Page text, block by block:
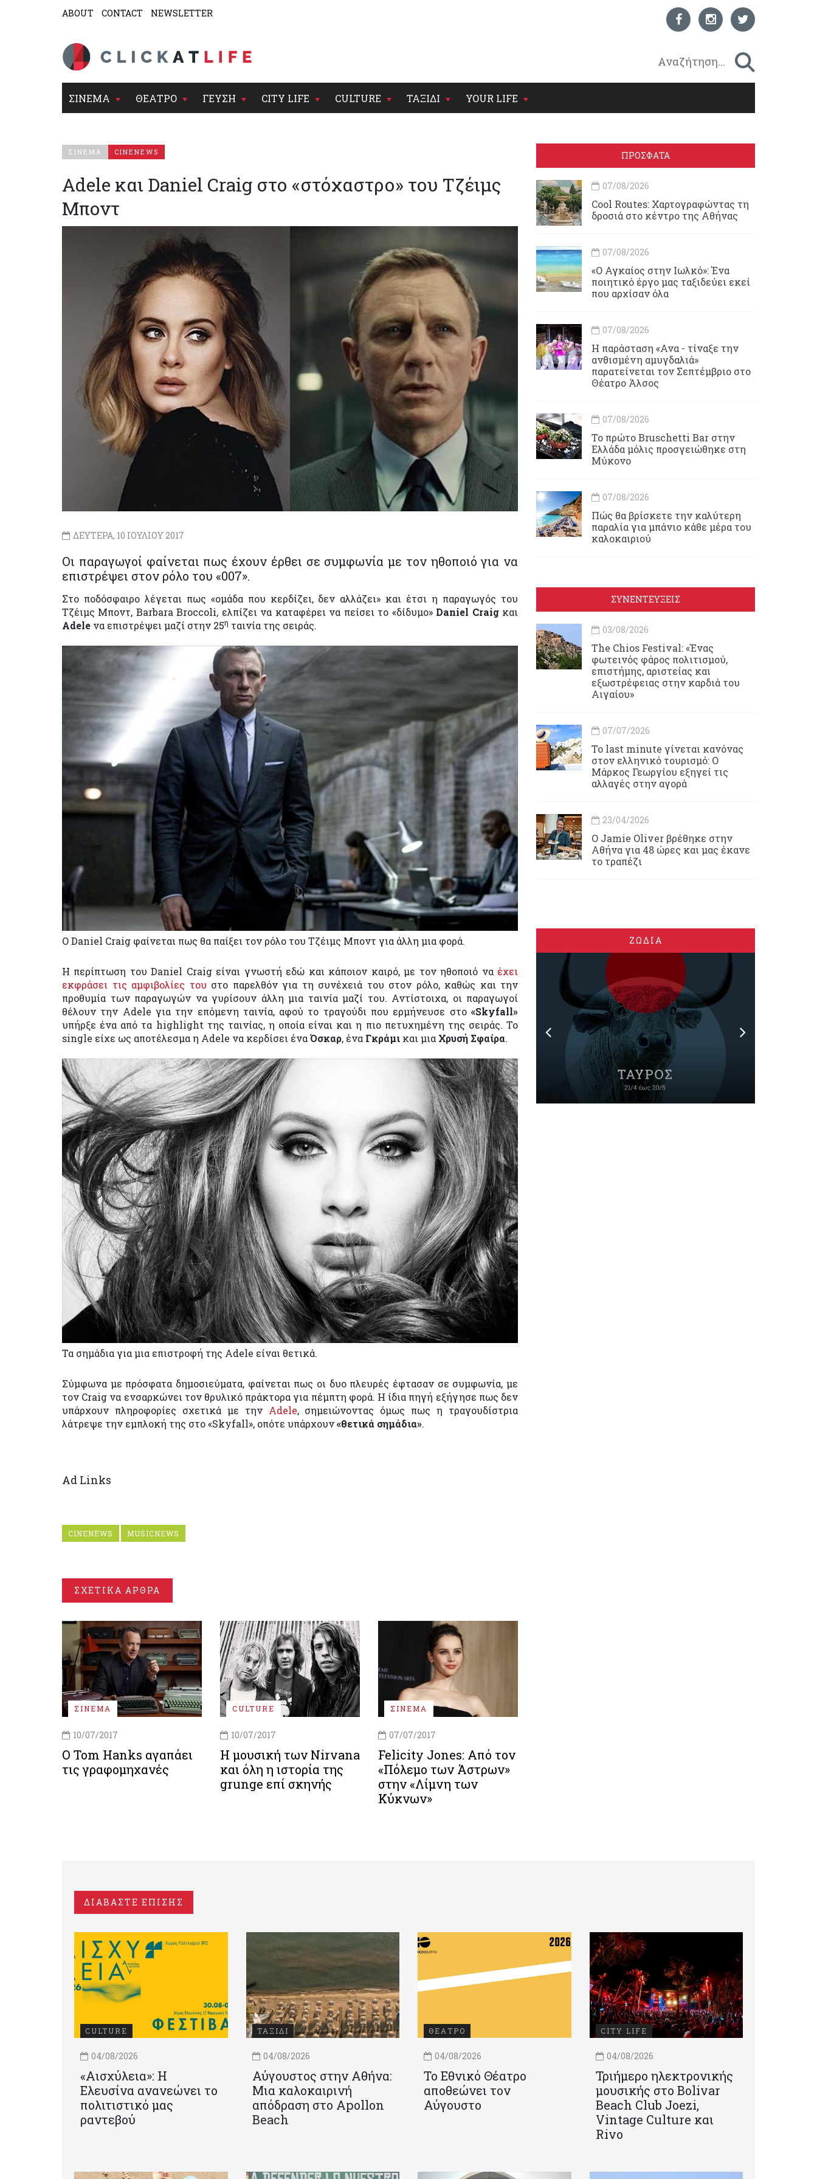
ABOUT CONTACT NEWSLETTER
ΣΙΝΕΜΑ ΘΕΑΤΡΟ ΓΕΥΣΗ CITY LIFE CULTURE ΤΑΞΙΔΙ YOUR LIFE
ΣΙΝΕΜΑ CINENEWS
Adele και Daniel Craig στο «στόχαστρο» του Τζέιμς
Μποντ
ΔΕΥΤΕΡΑ, 10 ΙΟΥΛΙΟΥ 2017
Οι παραγωγοί φαίνεται πως έχουν έρθει σε συμφωνία με τον ηθοποιό για να
επιστρέψει στον ρόλο του «007».
Στο ποδόσφαιρο λέγεται πως «ομάδα που κερδίζει, δεν αλλάζει» και έτσι η παραγωγός του
Τζέιμς Μποντ, Barbara Broccoli, ελπίζει να καταφέρει να πείσει το «δίδυμο» Daniel Craig και
Adele να επιστρέψει μαζί στην 25η ταινία της σειράς.
Ο Daniel Craig φαίνεται πως θα παίξει τον ρόλο του Τζέιμς Μποντ για άλλη μια φορά.
Η περίπτωση του Daniel Craig είναι γνωστή εδώ και κάποιον καιρό, με τον ηθοποιό να έχει
εκφράσει τις αμφιβολίες του στο παρελθόν για τη συνέχειά του στον ρόλο, καθώς και την
προθυμία των παραγωγών να γυρίσουν άλλη μια ταινία μαζί του. Αντίστοιχα, οι παραγωγοί
θέλουν την Adele για την επόμενη ταινία, αφού το τραγούδι που ερμήνευσε στο «Skyfall»
υπήρξε ένα από τα highlight της ταινίας, η οποία είναι και η πιο πετυχημένη της σειράς. Το
single είχε ως αποτέλεσμα η Adele να κερδίσει έναΌσκαρ, ένα Γκράμι και μια Χρυσή Σφαίρα.
Τα σημάδια για μια επιστροφή της Adele είναι θετικά.
Σύμφωνα με πρόσφατα δημοσιεύματα, φαίνεται πως οι δυο πλευρές έφτασαν σε συμφωνία, με
τον Craig να ενσαρκώνει τον θρυλικό πράκτορα για πέμπτη φορά. Η ίδια πηγή εξήγησε πως δεν
υπάρχουν πληροφορίες σχετικά με την Adele, σημειώνοντας όμως πως η τραγουδίστρια
λάτρεψε την εμπλοκή της στο «Skyfall», οπότε υπάρχουν«θετικά σημάδια».
Ad Links
CINENEWS MUSICNEWS
ΣΧΕΤΙΚΑ ΑΡΘΡΑ
ΣΙΝΕΜΑ
10/07/2017
Ο Tom Hanks αγαπάει
τις γραφομηχανές
CULTURE
10/07/2017
H μουσική των Nirvana
και όλη η ιστορία της
grunge επί σκηνής
ΣΙΝΕΜΑ
07/07/2017
Felicity Jones: Από τον
«Πόλεμο των Άστρων»
στην «Λίμνη των
Κύκνων»
ΠΡΟΣΦΑΤΑ
07/08/2026
Cool Routes: Χαρτογραφώντας τη
δροσιά στο κέντρο της Αθήνας
07/08/2026
«Ο Αγκαίος στην Ιωλκό»: Ένα
ποιητικό έργο μας ταξιδεύει εκεί
που αρχίσαν όλα
07/08/2026
Η παράσταση «Ανα - τίναξε την
ανθισμένη αμυγδαλιά»
παρατείνεται τον Σεπτέμβριο στο
Θέατρο Άλσος
07/08/2026
Το πρώτο Bruschetti Bar στην
Ελλάδα μόλις προσγειώθηκε στη
Μύκονο
07/08/2026
Πώς θα βρίσκετε την καλύτερη
παραλία για μπάνιο κάθε μέρα του
καλοκαιριού
ΣΥΝΕΝΤΕΥΞΕΙΣ
03/08/2026
Τhe Chios Festival: «Ένας
φωτεινός φάρος πολιτισμού,
επιστήμης, αριστείας και
εξωστρέφειας στην καρδιά του
Αιγαίου»
07/07/2026
Το last minute γίνεται κανόνας
στον ελληνικό τουρισμό: Ο
Μάρκος Γεωργίου εξηγεί τις
αλλαγές στην αγορά
23/04/2026
Ο Jamie Oliver βρέθηκε στην
Αθήνα για 48 ώρες και μας έκανε
το τραπέζι
ΖΩΔΙΑ
ΔΙΑΒΑΣΤΕ ΕΠΙΣΗΣ
CULTURE
04/08/2026
«Αισχύλεια»: Η
Ελευσίνα ανανεώνει το
πολιτιστικό μας
ραντεβού
ΤΑΞΙΔΙ
04/08/2026
Αύγουστος στην Αθήνα:
Μια καλοκαιρινή
απόδραση στο Apollon
Beach
ΘΕΑΤΡΟ
04/08/2026
Το Εθνικό Θέατρο
αποθεώνει τον
Αύγουστο
CITY LIFE
04/08/2026
Τριήμερο ηλεκτρονικής
μουσικής στο Bolivar
Beach Club Joezi,
Vintage Culture και
Rivo